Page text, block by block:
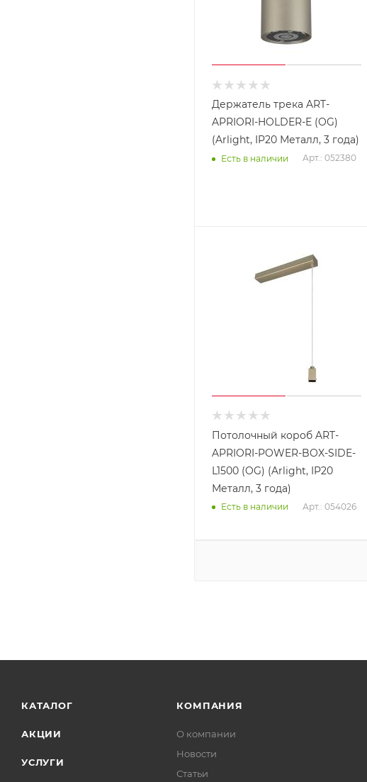
Держатель трека ART-
APRIORI-HOLDER-E (OG)
(Arlight, IP20 Металл, 3 года)
Есть в наличии Арт.: 052380
Потолочный короб ART-
APRIORI-POWER-BOX-SIDE-
L1500 (OG) (Arlight, IP20
Металл, 3 года)
Есть в наличии Арт.: 054026
КАТАЛОГ
АКЦИИ
УСЛУГИ
КОМПАНИЯ
О компании
Новости
Статьи